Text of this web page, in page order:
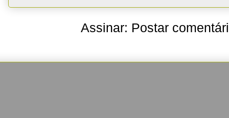
Assinar: Postar